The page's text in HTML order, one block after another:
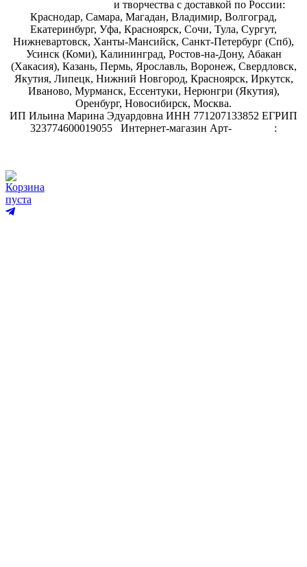
и творчества с доставкой по России:
Краснодар, Самара, Магадан, Владимир, Волгоград,
Екатеринбург, Уфа, Красноярск, Сочи, Тула, Сургут,
Нижневартовск, Ханты-Мансийск, Санкт-Петербург (Спб),
Усинск (Коми), Калининград, Ростов-на-Дону, Абакан
(Хакасия), Казань, Пермь, Ярославль, Воронеж, Свердловск,
Якутия, Липецк, Нижний Новгород, Красноярск, Иркутск,
Иваново, Мурманск, Ессентуки, Нерюнгри (Якутия),
Оренбург, Новосибирск, Москва.
ИП Ильина Марина Эдуардовна ИНН 771207133852 ЕГРИП
323774600019055
Интернет-магазин Арт-
:
Корзина
пуста